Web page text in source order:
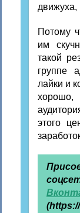
движуха,
Потому
им
такой
группе
лайки и
хорошо,
этого